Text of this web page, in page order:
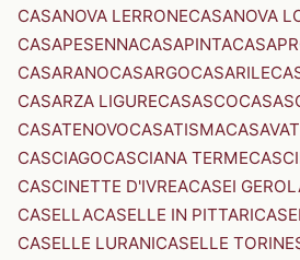
CASANOVA LERRONECASANOVA
CASAPESENNACASAPINTA
CASARANOCASARGOCASARILE
CASARZA LIGURECASASCO
CASATENOVOCASATISMA
CASCIAGOCASCIANA TERME
CASCINETTE D'IVREACASEI
CASELLACASELLE IN PITTARI
CASELLE LURANICASELLE